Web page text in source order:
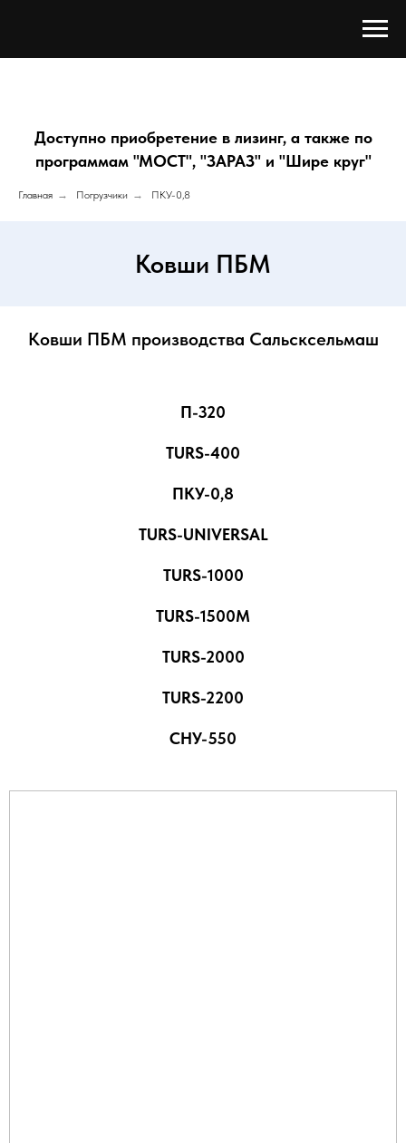
Доступно приобретение в лизинг, а также по
программам "МОСТ", "ЗАРАЗ" и "Шире круг"
Главная → Погрузчики → ПКУ-0,8
Ковши ПБМ
Ковши ПБМ производства Сальсксельмаш
П-320
TURS-400
ПКУ-0,8
TURS-UNIVERSAL
TURS-1000
TURS-1500M
TURS-2000
TURS-2200
СНУ-550